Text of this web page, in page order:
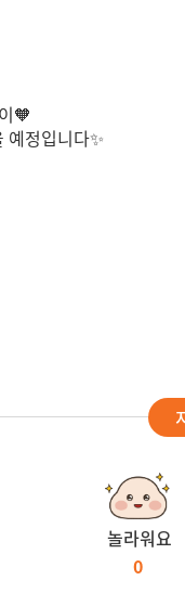
🧡
예정입니다✨
놀라워요
0